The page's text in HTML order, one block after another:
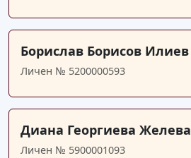
Борислав Борисов Илиев
Личен № 5200000593
Диана Георгиева Желева
Личен № 5900001093